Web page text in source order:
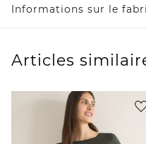
Informations sur le
Articles